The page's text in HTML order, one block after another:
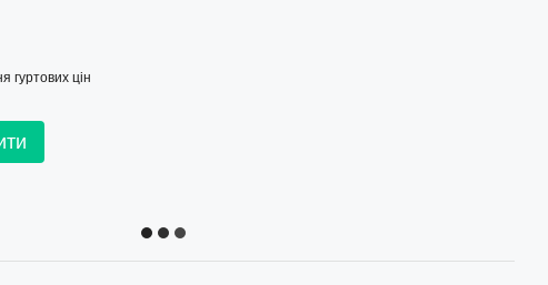
гуртових цін